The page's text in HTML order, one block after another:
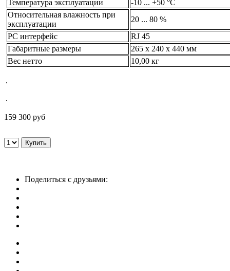
Температура эксплуатации
-10 ... +50 °C
Относительная влажность при
эксплуатации
20 ... 80 %
PC интерфейс
RJ 45
Габаритные размеры
265 x 240 x 440 мм
Вес нетто
10,00 кг
.
.
159 300 руб
Поделиться с друзьями: